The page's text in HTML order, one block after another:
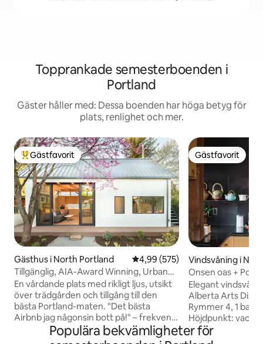
Topprankade semesterboenden i
Portland
Gäster håller med: Dessa boenden har höga betyg för
plats, renlighet och mer.
Populär gästfavorit
Gästfavorit
Gästhus i North Portland 4,99 av 5 i genomsnittligt
4,99 (575)
Tillgänglig, AIA-Award Winning, Urban
Garden Oasis
En vårdande plats med rikligt ljus, utsikt
över trädgården och tillgång till den
bästa Portland-maten. "Det bästa
Airbnb jag någonsin bott på!" – frekvent
gästkommentar. - American Institute of
Architects Award till designer Webster
Gästfavorit
Gästfavorit
Vindsvåning i
tland
Onsen oas +
fötter
Elegant
Alberta Arts
Rymmer 4, 1
Höjdpunkt:
onsen
avkoppling.
Populära bekvämligheter för